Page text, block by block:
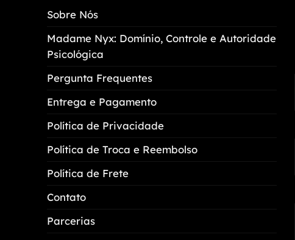
Sobre Nós
Madame Nyx: Domínio, Controle e Autoridade
Psicológica
Pergunta Frequentes
Entrega e Pagamento
Política de Privacidade
Política de Troca e Reembolso
Política de Frete
Contato
Parcerias